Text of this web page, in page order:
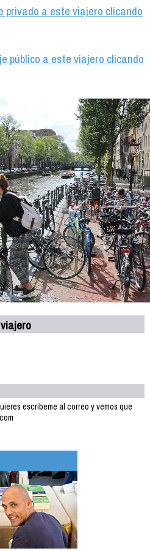
privado a este viajero clicando
público a este viajero clicando
escribeme al correo y vemos que